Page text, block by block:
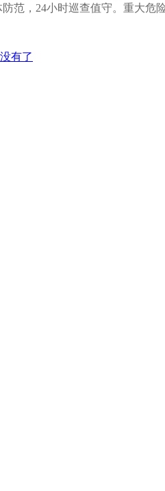
范，24小时巡查值守。重大危
没有了